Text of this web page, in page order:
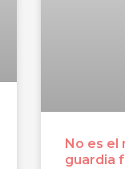
No es el
guardia